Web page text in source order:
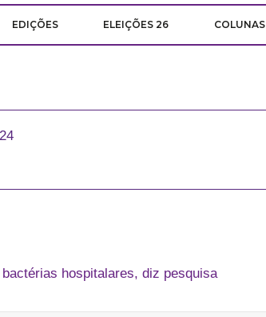
EDIÇÕES ELEIÇÕES 26 COLUNAS
hospitalares, diz pesquisa